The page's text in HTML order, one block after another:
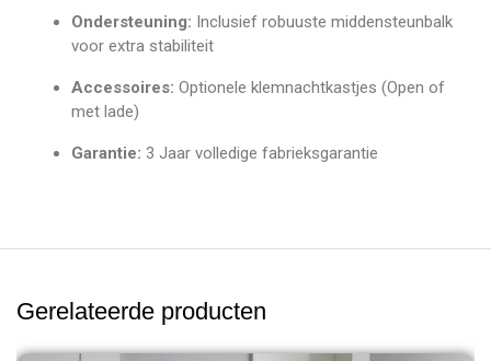
Ondersteuning: Inclusief robuuste middensteunbalk
voor extra stabiliteit
Accessoires: Optionele klemnachtkastjes (Open of
met lade)
Garantie: 3 Jaar volledige fabrieksgarantie
Gerelateerde producten